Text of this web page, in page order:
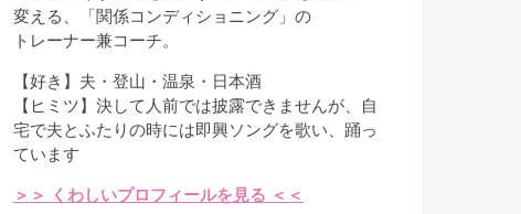
変える、「関係コンディショニング」の
トレーナー兼コーチ。
【好き】夫・登山・温泉・日本酒
【ヒミツ】決して人前では披露できませんが、自
宅で夫とふたりの時には即興ソングを歌い、踊っ
ています
＞＞ くわしいプロフィールを見る ＜＜